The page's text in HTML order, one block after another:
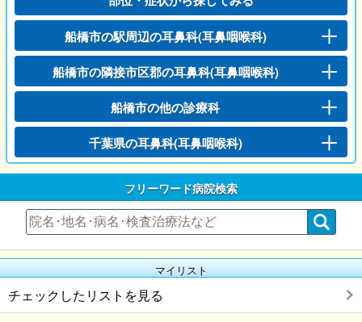
船橋市の駅周辺の耳鼻科(耳鼻咽喉科)
船橋市の隣接市区郡の耳鼻科(耳鼻咽喉科)
船橋市の他の診療科
千葉県の耳鼻科(耳鼻咽喉科)
フリーワード病院検索
マイリスト
チェックしたリストを見る